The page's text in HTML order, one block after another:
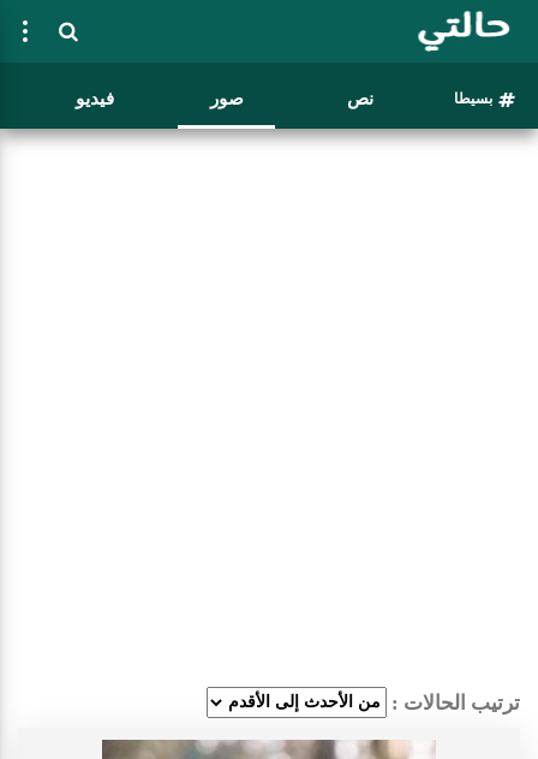
بسيطا نص صور فيديو
ترتيب الحالات :